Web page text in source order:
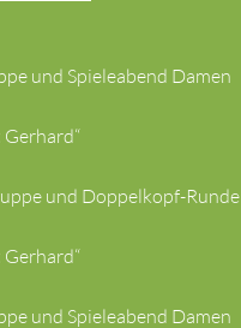
und Spieleabend Damen
Gerhard“
und Doppelkopf-Runde
Gerhard“
und Spieleabend Damen